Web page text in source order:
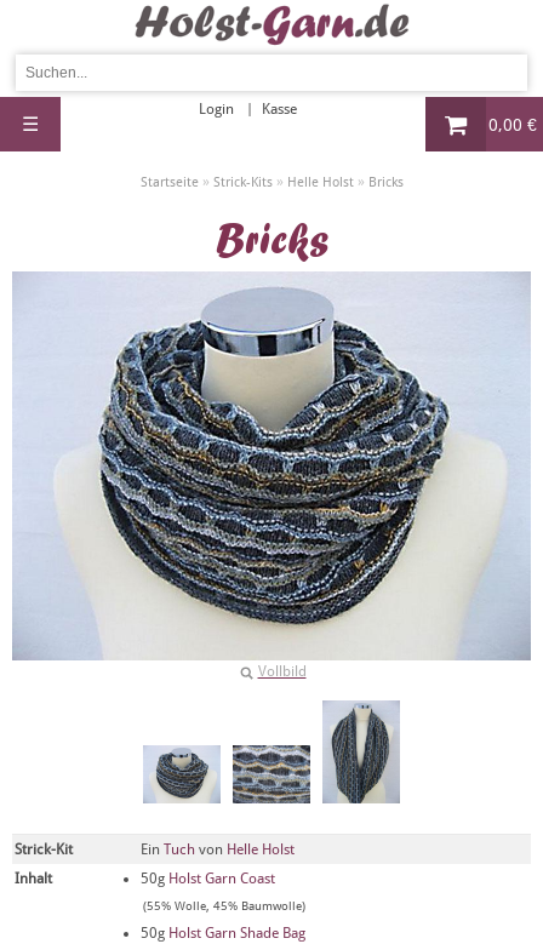
0,00 €
Login Kasse
☰
Startseite» Strick-Kits» Helle Holst» Bricks
Bricks
Vollbild
Strick-Kit Ein Tuch von Helle Holst
Inhalt
50g Holst Garn Coast
(55% Wolle, 45% Baumwolle)
50g Holst Garn Shade Bag